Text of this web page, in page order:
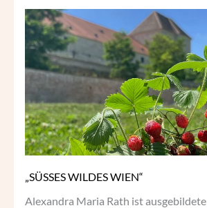
„SÜSSES WILDES WIEN“
Alexandra Maria Rath ist ausgebildete
„SÜSSES
WILDES
WIEN“